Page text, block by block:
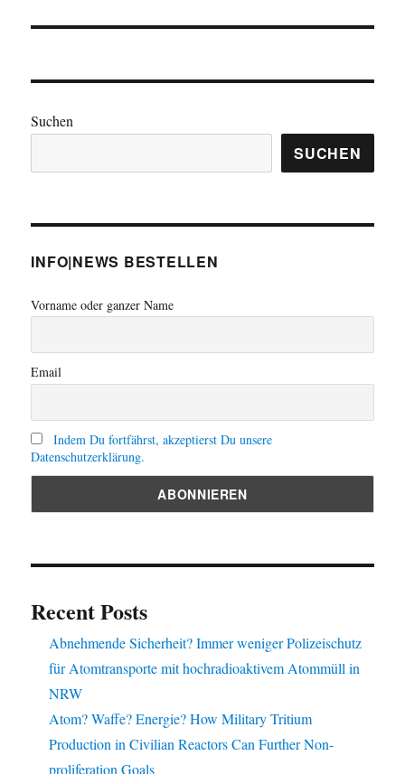
Suchen
SUCHEN
INFO|NEWS BESTELLEN
Vorname oder ganzer Name
Email
Indem Du fortfährst, akzeptierst Du unsere
Datenschutzerklärung.
Recent Posts
Abnehmende Sicherheit? Immer weniger Polizeischutz
für Atomtransporte mit hochradioaktivem Atommüll in
NRW
Atom? Waffe? Energie? How Military Tritium
Production in Civilian Reactors Can Further Non-
proliferation Goals